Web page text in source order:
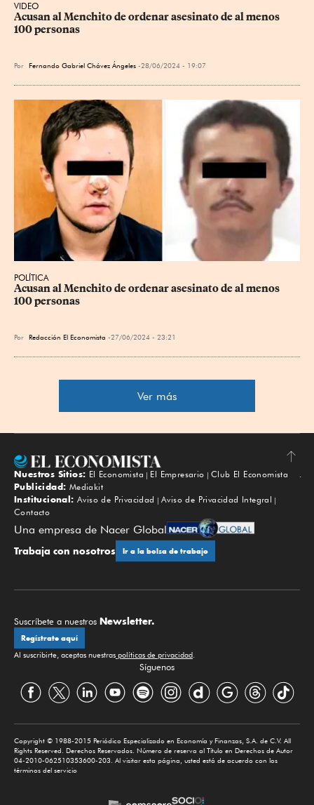
VIDEO
Acusan al Menchito de ordenar asesinato de al menos
100 personas
Por Fernando Gabriel Chávez Ángeles 28/06/2024 - 19:07
POLÍTICA
Acusan al Menchito de ordenar asesinato de al menos
100 personas
Por Redacción El Economista 27/06/2024 - 23:21
Ver más
Subir
Nuestros Sitios: El Economista El Empresario
Club El Economista
Publicidad: Mediakit
Institucional: Aviso de Privacidad
Aviso de Privacidad Integral
Contacto
Una empresa de Nacer Global
Trabaja con nosotros Ir a la bolsa de trabajo
Suscríbete a nuestros Newsletter.
Regístrate aquí
Al suscribirte, aceptas nuestras políticas de privacidad.
Síguenos
Copyright © 1988-2015 Periódico Especializado en Economía y Finanzas, S.A. de C.V. All
Rights Reserved. Derechos Reservados. Número de reserva al Título en Derechos de Autor
04-2010-062510353600-203. Al visitar esta página, usted está de acuerdo con los
términos del servicio